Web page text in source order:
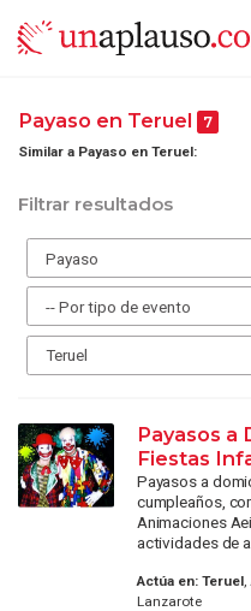
Payaso en Teruel 7
Similar a Payaso en Teruel:
Filtrar resultados
Payasos a
Fiestas
Payasos a
cumpleaños,
Animaciones
actividades de
Actúa en: Teruel,
Lanzarote